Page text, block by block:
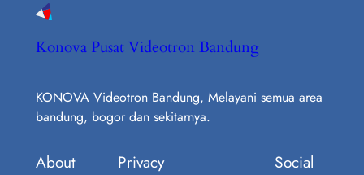
Konova Pusat Videotron Bandung
KONOVA Videotron Bandung, Melayani semua area
bandung, bogor dan sekitarnya.
About Privacy Social